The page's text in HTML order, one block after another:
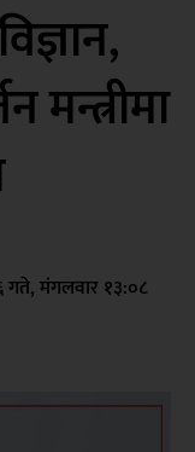
मन्त्रीमा
गते, मंगलवार १३:०८